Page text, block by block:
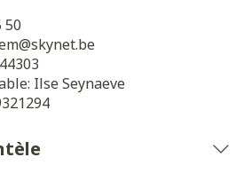
50
skynet.be
Ilse Seynaeve